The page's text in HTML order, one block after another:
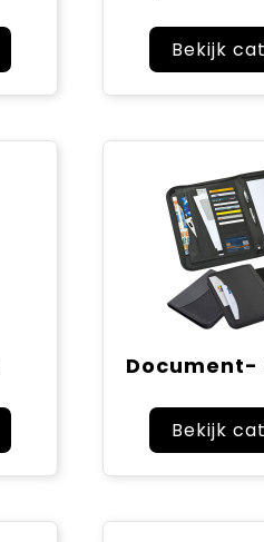
Bekijk
Bekijk